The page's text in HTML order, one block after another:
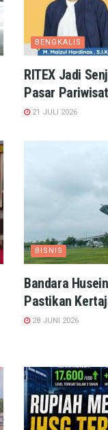
BENGKALIS
RITEX Jadi
Pasar
21 JULI 2026
BISNIS
Bandara
Pastikan
28 JUNI 2026